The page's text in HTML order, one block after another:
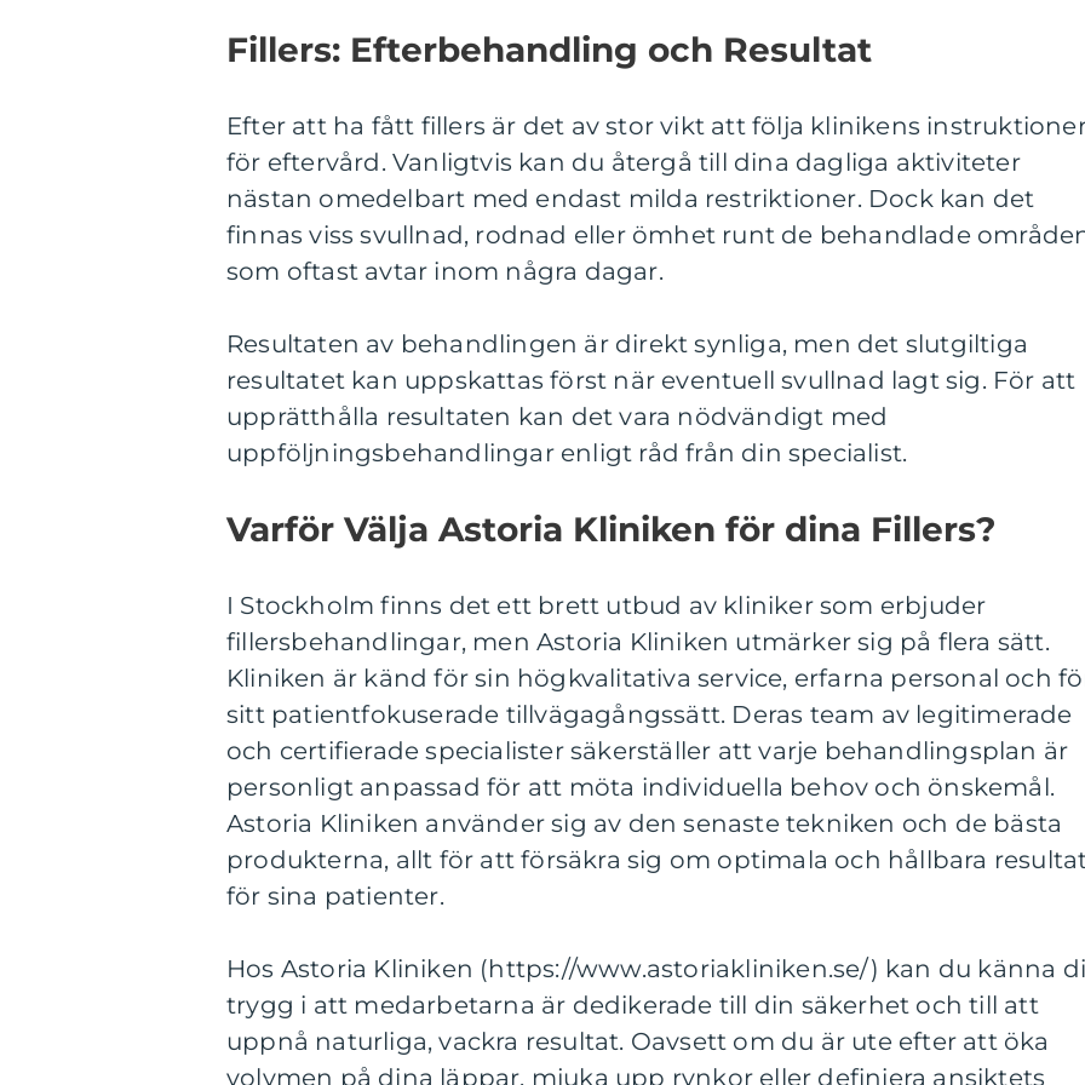
Fillers: Efterbehandling och Resultat
Efter att ha fått fillers är det av stor vikt att följa klinikens
för eftervård. Vanligtvis kan du återgå till dina dagliga aktiviteter
nästan omedelbart med endast milda restriktioner. Dock kan det
finnas viss svullnad, rodnad eller ömhet runt de behandlade
som oftast avtar inom några dagar.
Resultaten av behandlingen är direkt synliga, men det slutgiltiga
resultatet kan uppskattas först när eventuell svullnad lagt sig. För att
upprätthålla resultaten kan det vara nödvändigt med
uppföljningsbehandlingar enligt råd från din specialist.
Varför Välja Astoria Kliniken för dina Fillers?
I Stockholm finns det ett brett utbud av kliniker som erbjuder
fillersbehandlingar, men Astoria Kliniken utmärker sig på flera sätt.
Kliniken är känd för sin högkvalitativa service, erfarna personal och
sitt patientfokuserade tillvägagångssätt. Deras team av legitimerade
och certifierade specialister säkerställer att varje behandlingsplan är
personligt anpassad för att möta individuella behov och önskemål.
Astoria Kliniken använder sig av den senaste tekniken och de bästa
produkterna, allt för att försäkra sig om optimala och hållbara
för sina patienter.
Hos Astoria Kliniken (https://www.astoriakliniken.se/) kan du känna
trygg i att medarbetarna är dedikerade till din säkerhet och till att
uppnå naturliga, vackra resultat. Oavsett om du är ute efter att öka
volymen på dina läppar, mjuka upp rynkor eller definiera ansiktets